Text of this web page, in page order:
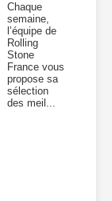
Chaque
semaine,
l’équipe de
Rolling
Stone
France vous
propose sa
sélection
des meil...